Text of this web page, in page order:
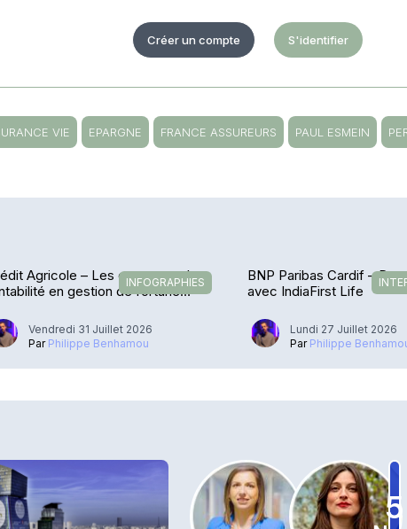
Créer un compte S'identifier
VIE EPARGNE FRANCE ASSUREURS PAUL ESMEIN
INFOGRAPHIES
Agricole – Les encours et la
en gestion de fortune
Vendredi 31 Juillet 2026
Par Philippe Benhamou
BNP Paribas Cardif – De
avec IndiaFirst Life
Lundi 27 Juillet 2026
Par Philippe
5